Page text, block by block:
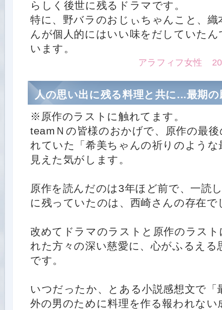
らしく後世に残るドラマです。
特に、野バラのおじぃちゃんこと、織
んが個人的にはいい味をだしていた
います。
アラフィフ女性
人の思い出に残る料理と共に...最期
※原作のラストに触れてます。
teamＮの皆様のおかげで、原作の最
れていた「希美ちゃんの祈りのような
見えた気がします。
原作を読んだのは3年ほど前で、一読
に残っていたのは、西崎さんの存在で
改めてドラマのラストと原作のラス
れた方々の深い慈愛に、心がふるえる
です。
いつだったか、とある小説感想文で「
外の男のために料理を作る報われない